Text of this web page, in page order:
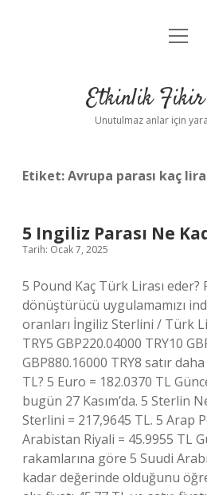
Anasayfa
Yasal
menüyü
Etkinlik Fikir
Unutulmaz anlar için
Etiket:Avrupa parası kaç lira
5 Ingiliz Parası Ne
Tarih: Ocak 7, 2025
5 Pound Kaç Türk Lirası eder?
dönüştürücü uygulamamızı
oranları İngiliz Sterlini / Türk
TRY5 GBP220.04000 TRY10
GBP880.16000 TRY8 satır
TL? 5 Euro = 182.0370 TL
bugün 27 Kasım’da. 5 Sterlin
Sterlini = 217,9645 TL. 5 Arap
Arabistan Riyali = 45.9955 TL
rakamlarına göre 5 Suudi
kadar değerinde olduğunu